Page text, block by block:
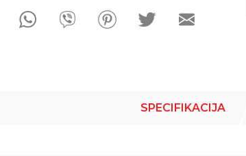
SPECIFIKACIJA